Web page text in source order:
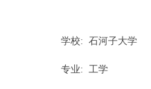
学校: 石河子大学
专业: 工学